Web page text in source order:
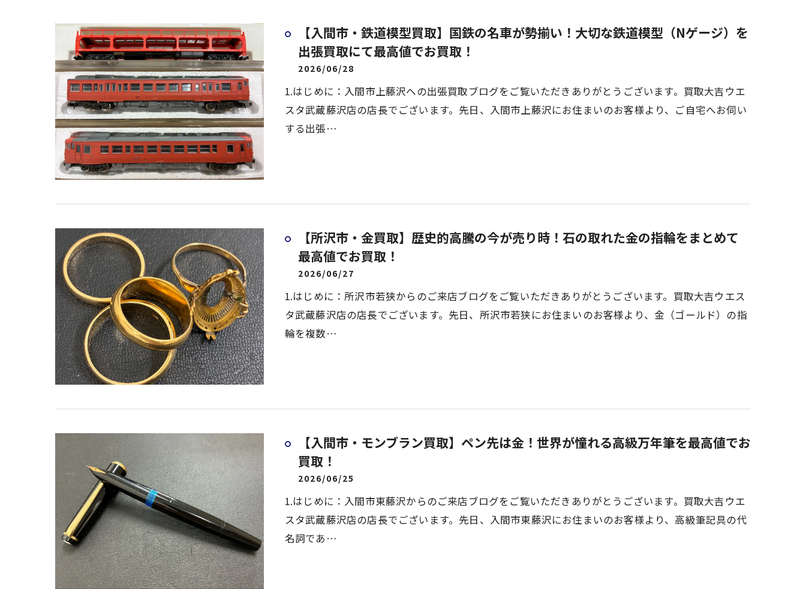
【入間市・鉄道模型買取】国鉄の名車が勢揃い！大切な鉄道模型（Nゲージ）を
出張買取にて最高値でお買取！
2026/06/28
1.はじめに：入間市上藤沢への出張買取ブログをご覧いただきありがとうございます。買取大吉ウエ
スタ武蔵藤沢店の店長でございます。先日、入間市上藤沢にお住まいのお客様より、ご自宅へお伺い
する出張…
【所沢市・金買取】歴史的高騰の今が売り時！石の取れた金の指輪をまとめて
最高値でお買取！
2026/06/27
1.はじめに：所沢市若狭からのご来店ブログをご覧いただきありがとうございます。買取大吉ウエス
タ武蔵藤沢店の店長でございます。先日、所沢市若狭にお住まいのお客様より、金（ゴールド）の指
輪を複数…
【入間市・モンブラン買取】ペン先は金！世界が憧れる高級万年筆を最高値でお
買取！
2026/06/25
1.はじめに：入間市東藤沢からのご来店ブログをご覧いただきありがとうございます。買取大吉ウエ
スタ武蔵藤沢店の店長でございます。先日、入間市東藤沢にお住まいのお客様より、高級筆記具の代
名詞であ…